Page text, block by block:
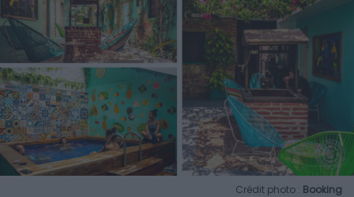
Crédit photo : Booking